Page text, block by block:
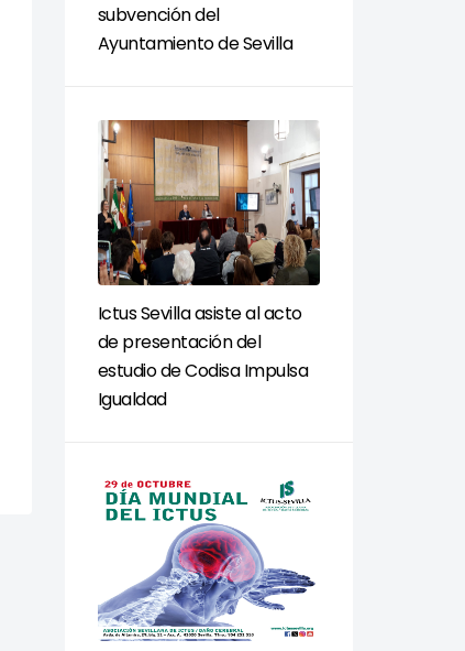
subvención del
Ayuntamiento de Sevilla
Ictus Sevilla asiste al acto
de presentación del
estudio de Codisa Impulsa
Igualdad